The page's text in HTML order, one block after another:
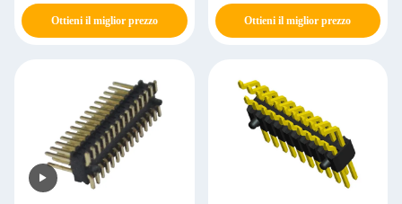
Ottieni il miglior prezzo Ottieni il miglior prezzo